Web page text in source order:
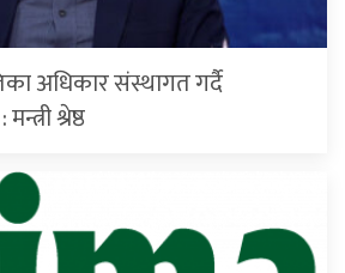
अधिकार संस्थागत गर्दै
श्रेष्ठ